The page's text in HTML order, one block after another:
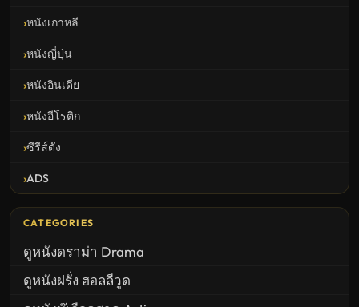
หนังเกาหลี
หนังญี่ปุ่น
หนังอินเดีย
หนังอีโรติก
ซีรีส์ดัง
ADS
CATEGORIES
ดูหนังดราม่า Drama
ดูหนังฝรั่ง ฮอลลีวูด